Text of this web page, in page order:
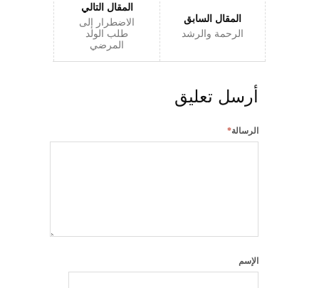
المقال السابق
الرحمة والرشد
المقال التالي
الاضطرار إلى
طلب الولد
المرضي
أرسل تعليق
الرسالة*
الإسم